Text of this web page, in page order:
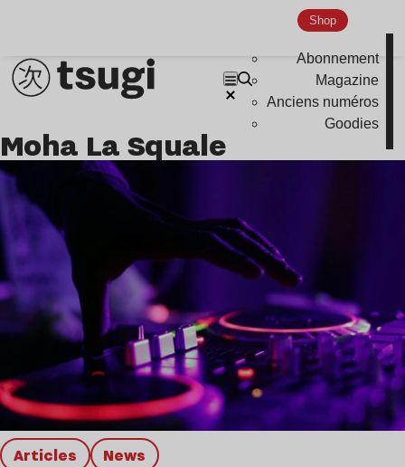
Shop
Abonnement
Magazine
Anciens numéros
Goodies
Moha La Squale
Articles news